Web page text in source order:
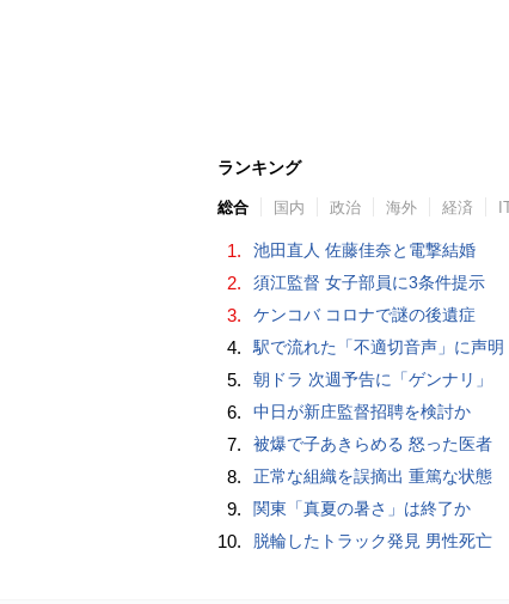
ランキング
総合 国内 政治 海外 経済
1. 池田直人 佐藤佳奈と電撃結婚
2. 須江監督 女子部員に3条件提示
3. ケンコバ コロナで謎の後遺症
4. 駅で流れた「不適切音声」に声明
5. 朝ドラ 次週予告に「ゲンナリ」
6. 中日が新庄監督招聘を検討か
7. 被爆で子あきらめる 怒った医者
8. 正常な組織を誤摘出 重篤な状態
9. 関東「真夏の暑さ」は終了か
10. 脱輪したトラック発見 男性死亡